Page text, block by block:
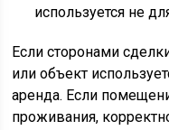
используется не
Если сторонами
или объект
аренда. Если
проживания,